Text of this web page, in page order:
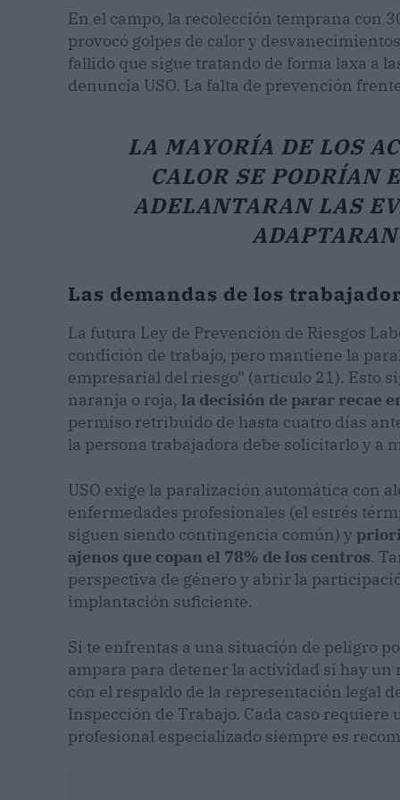
En el campo, la recolección temprana con
provocó golpes de calor y
fallido que sigue tratando de forma laxa a
denuncia USO. La falta de prevención
LA MAYORÍA DE LOS
CALOR SE PODRÍAN
ADELANTARAN LAS
Las demandas de los
La futura Ley de Prevención de Riesgos
condición de trabajo, pero mantiene la
empresarial del riesgo” (artículo 21). Esto
naranja o roja, la decisión de parar recae
permiso retribuido de hasta cuatro días
la persona trabajadora debe solicitarlo y a
USO exige la paralización automática con
enfermedades profesionales (el estrés
siguen siendo contingencia común) y
ajenos que copan el 78% de los centros.
perspectiva de género y abrir la
implantación suficiente.
Si te enfrentas a una situación de peligro
ampara para detener la actividad si hay
con el respaldo de la representación legal
Inspección de Trabajo. Cada caso
profesional especializado siempre es